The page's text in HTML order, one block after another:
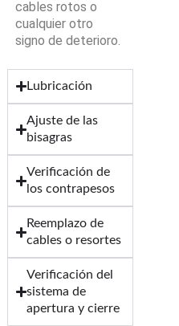
cables rotos o
cualquier otro
signo de deterioro.
Lubricación
Ajuste de las
bisagras
Verificación de
los contrapesos
Reemplazo de
cables o resortes
Verificación del
sistema de
apertura y cierre